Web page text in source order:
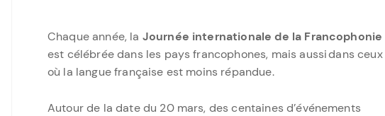
Chaque année, la Journée internationale de la Francophonie
est célébrée dans les pays francophones, mais aussi dans ceux
où la langue française est moins répandue.
Autour de la date du 20 mars, des centaines d’événements